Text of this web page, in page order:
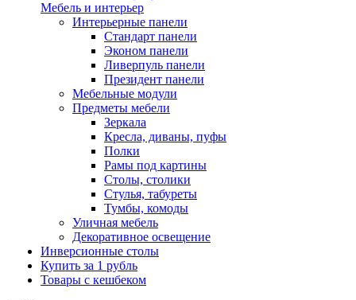
Мебель и интерьер
Интерьерные панели
Стандарт панели
Эконом панели
Ливерпуль панели
Президент панели
Мебельные модули
Предметы мебели
Зеркала
Кресла, диваны, пуфы
Полки
Рамы под картины
Столы, столики
Стулья, табуреты
Тумбы, комоды
Уличная мебель
Декоративное освещение
Инверсионные столы
Купить за 1 рубль
Товары с кешбеком